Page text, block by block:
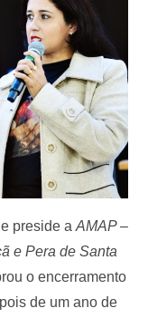
preside a AMAP –
e Pera de Santa
o encerramento
de um ano de